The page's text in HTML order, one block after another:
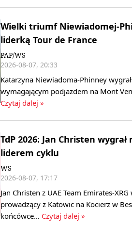
Wielki triumf Niewiadomej-
liderką Tour de France
PAP/WS
2026-08-07, 20:33
Katarzyna Niewiadoma-Phinney
wymagającym podjazdem na Mont
Czytaj dalej »
TdP 2026: Jan Christen
liderem cyklu
WS
2026-08-07, 17:17
Jan Christen z UAE Team Emirates-
prowadzący z Katowic na Kocierz w
końcówce… Czytaj dalej »